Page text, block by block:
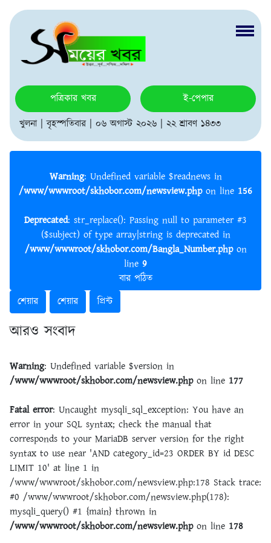
পত্রিকার খবর
ই-পেপার
খুলনা | বৃহস্পতিবার | ০৬ অগাস্ট ২০২৬ | ২২ শ্রাবণ ১৪৩৩
Warning : Undefined variable $readnews in
/www/wwwroot/skhobor.com/newsview.phpon line 156
Deprecated: str_replace(): Passing null to parameter #3
($subject) of type array|string is deprecated in
/www/wwwroot/skhobor.com/Bangla_Number.phpon
line 9
বার পঠিত
শেয়ার
শেয়ার প্রিন্ট
আরও সংবাদ
Warning: Undefined variable $version in
/www/wwwroot/skhobor.com/newsview.phpon line 177
Fatal error: Uncaught mysqli_sql_exception: You have an
error in your SQL syntax; check the manual that
corresponds to your MariaDB server version for the right
syntax to use near 'AND category_id=23 ORDER BY id DESC
LIMIT 10' at line 1 in
/www/wwwroot/skhobor.com/newsview.php:178 Stack trace:
#0 /www/wwwroot/skhobor.com/newsview.php(178):
mysqli_query() #1 {main} thrown in
/www/wwwroot/skhobor.com/newsview.phpon line 178